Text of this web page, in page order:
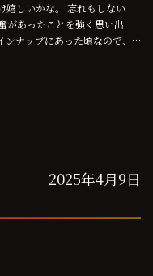
嬉しいかな。 忘れもしない
があったことを強く思い出
ンナップにあった頃なので、…
2025年4月9日